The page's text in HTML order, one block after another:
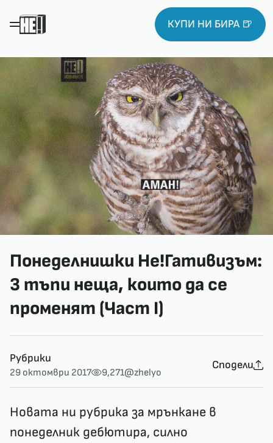
КУПИ НИ БИРА 🍺
Понеделнишки Не!Гативизъм:
3 тъпи неща, които да се
променят (Част I)
Рубрики
29 октомври 2017 9,271@zhelyo
Сподели
Новата ни рубрика за мрънкане в
понеделник дебютира, силно